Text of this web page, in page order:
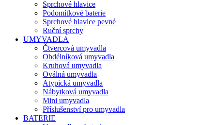
Sprchové hlavice
Podomítkové baterie
Sprchové hlavice pevné
Ruční sprchy
UMYVADLA
Čtvercová umyvadla
Obdélníková umyvadla
Kruhová umyvadla
Oválná umyvadla
Atypická umyvadla
Nábytková umyvadla
Mini umyvadla
Příslušenství pro umyvadla
BATERIE